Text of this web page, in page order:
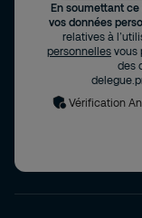
En soumettant
vos données
relatives à
personnelles vous
des
Vérification